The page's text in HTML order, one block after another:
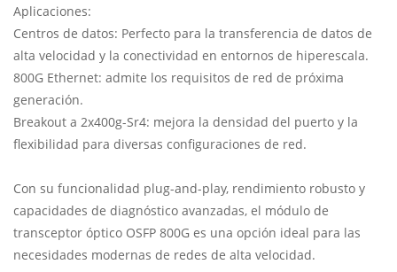
Aplicaciones:
Centros de datos: Perfecto para la transferencia de datos de
alta velocidad y la conectividad en entornos de hiperescala.
800G Ethernet: admite los requisitos de red de próxima
generación.
Breakout a 2x400g-Sr4: mejora la densidad del puerto y la
flexibilidad para diversas configuraciones de red.
Con su funcionalidad plug-and-play, rendimiento robusto y
capacidades de diagnóstico avanzadas, el módulo de
transceptor óptico OSFP 800G es una opción ideal para las
necesidades modernas de redes de alta velocidad.